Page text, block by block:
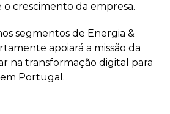
crescimento da empresa.
segmentos de Energia &
apoiará a missão da
na transformação digital para
Portugal.